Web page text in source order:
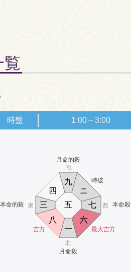
覧
時盤 1:00～3:00
月命的殺
時破
本命的殺 本命殺
吉方
月命殺
最大吉方
南
北
東 西
一
ニ
三
四
五
六
七
八
九